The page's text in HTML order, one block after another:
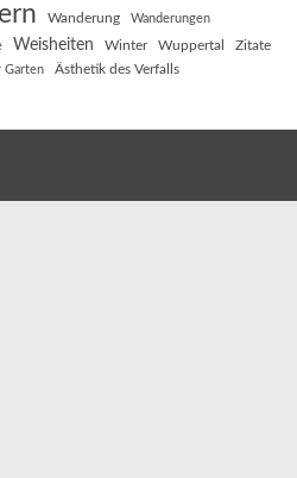
Wanderung Wanderungen
Weisheiten Winter Wuppertal Zitate
Garten Ästhetik des Verfalls